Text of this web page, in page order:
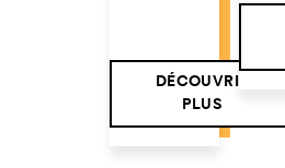
DÉCOUVRIR
PLUS